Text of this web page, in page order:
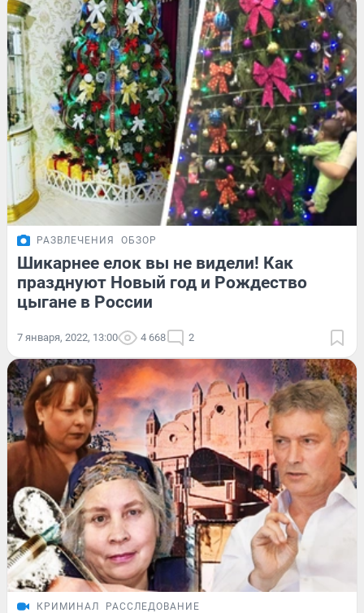
РАЗВЛЕЧЕНИЯ ОБЗОР
Шикарнее елок вы не видели! Как
празднуют Новый год и Рождество
цыгане в России
7 января, 2022, 13:00 4 668 2
КРИМИНАЛ РАССЛЕДОВАНИЕ